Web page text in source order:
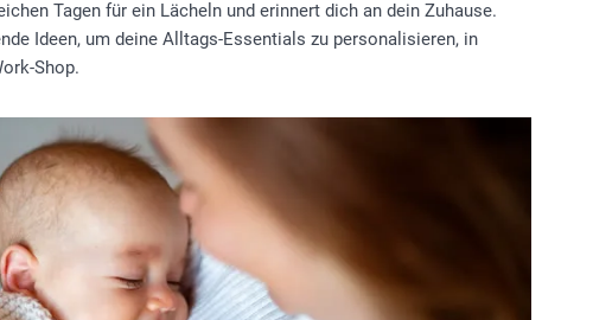
Tagen für ein Lächeln und erinnert dich an dein Zuhause.
Ideen, um deine Alltags-Essentials zu personalisieren, in
Shop.